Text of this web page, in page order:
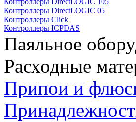
Контроллеры DirectLOGIC 105
Контроллеры DirectLOGIC 05
Контроллеры Click
Контроллеры ICPDAS
Паяльное
Расходные
Припои и